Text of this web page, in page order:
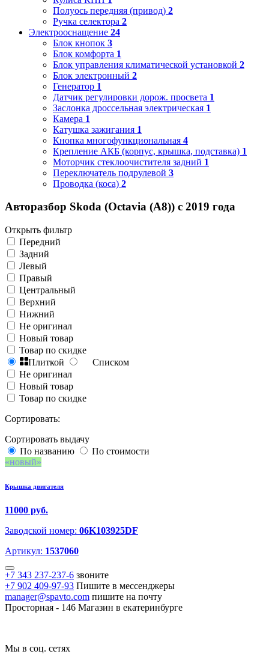
Полуось передняя (привод) 2
Ручка селектора 2
Электрооснащение 24
Блок кнопок 3
Блок комфорта 1
Блок управления климатической установкой 2
Блок электронный 2
Генератор 1
Датчик регулировки дорож. просвета 1
Заслонка дроссельная электрическая 1
Камера 1
Катушка зажигания 1
Кнопка многофункциональная 4
Крепление АКБ (корпус, крышка, подставка) 1
Моторчик стеклоочистителя задний 1
Переключатель подрулевой 3
Проводка (коса) 2
Авторазбор Skoda (Octavia (A8)) с 2019 года
Открыть фильтр
Передний
Задний
Левый
Правый
Центральный
Верхний
Нижний
Не оригинал
Новый товар
Товар по скидке
Плиткой
Списком
Не оригинал
Новый товар
Товар по скидке
Сортировать:
Сортировать выдачу
По названию
По стоимости
новый
Крышка двигателя
11000 руб.
Заводской номер: 06K103925DF
Артикул: 1537060
+7 343 237-237-6 звоните
+7 902 409-97-93 Пишите в мессенджеры
manager@spavto.com пишите на почту
Просторная - 146 Магазин в екатеринбурге
Мы в соц. сетях